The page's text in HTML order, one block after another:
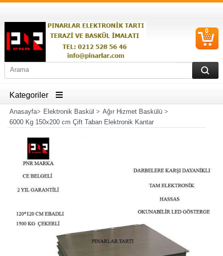
0
Kategoriler
Anasayfa> Elektronik Baskül > Ağır Hizmet Baskülü>
6000 Kg 150x200 cm Çift Taban Elektronik Kantar